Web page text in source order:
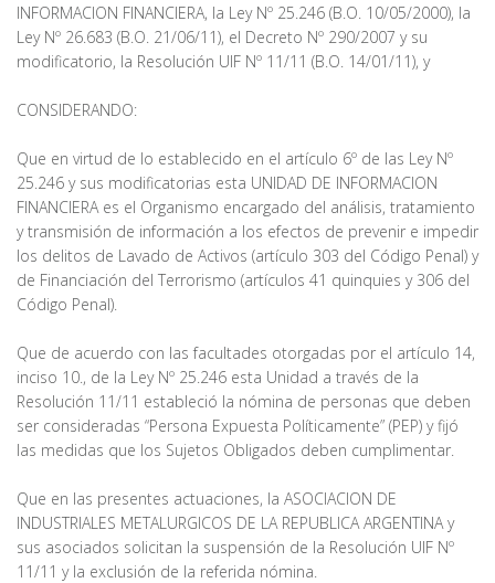
INFORMACION FINANCIERA, la Ley Nº 25.246 (B.O. 10/05/2000), la
Ley Nº 26.683 (B.O. 21/06/11), el Decreto Nº 290/2007 y su
modificatorio, la Resolución UIF Nº 11/11 (B.O. 14/01/11), y
CONSIDERANDO:
Que en virtud de lo establecido en el artículo 6º de las Ley Nº
25.246 y sus modificatorias esta UNIDAD DE INFORMACION
FINANCIERA es el Organismo encargado del análisis, tratamiento
y transmisión de información a los efectos de prevenir e impedir
los delitos de Lavado de Activos (artículo 303 del Código Penal) y
de Financiación del Terrorismo (artículos 41 quinquies y 306 del
Código Penal).
Que de acuerdo con las facultades otorgadas por el artículo 14,
inciso 10., de la Ley Nº 25.246 esta Unidad a través de la
Resolución 11/11 estableció la nómina de personas que deben
ser consideradas “Persona Expuesta Políticamente” (PEP) y fijó
las medidas que los Sujetos Obligados deben cumplimentar.
Que en las presentes actuaciones, la ASOCIACION DE
INDUSTRIALES METALURGICOS DE LA REPUBLICA ARGENTINA y
sus asociados solicitan la suspensión de la Resolución UIF Nº
11/11 y la exclusión de la referida nómina.